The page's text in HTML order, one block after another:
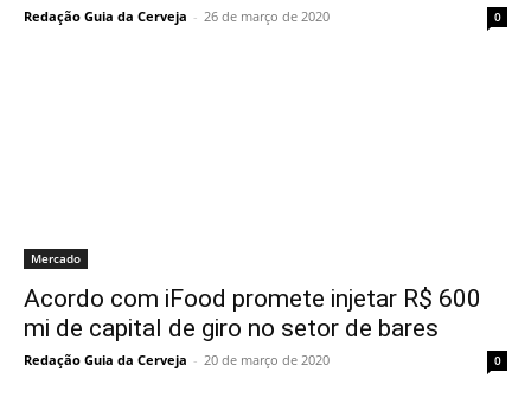
Redação Guia da Cerveja - 26 de março de 2020 0
Mercado
Acordo com iFood promete injetar R$ 600
mi de capital de giro no setor de bares
Redação Guia da Cerveja - 20 de março de 2020 0